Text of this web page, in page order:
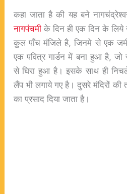
कहा जाता है की यह बने
नागपंचमीके दिन ही एक दिन के लिये
कुल पाँच मंजिले है, जिनमे से एक
एक पवित्र गार्डन में बना हुआ है, जो
से घिरा हुआ है। इसके साथ ही
लैंप भी लगाये गए है। दुसरे मंदिरों की
का प्रसाद दिया जाता है।